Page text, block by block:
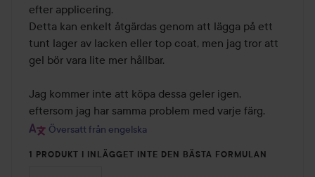
efter applicering.
Detta kan enkelt åtgärdas genom att lägga på ett
tunt lager av lacken eller top coat, men jag tror att
gel bör vara lite mer hållbar.
Jag kommer inte att köpa dessa geler igen,
Översatt från engelska
1 PRODUKT I INLÄGGET INTE DEN BÄSTA FORMULAN